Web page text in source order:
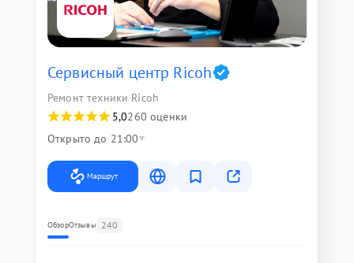
Сервисный центр Ricoh
Ремонт техники Ricoh
5,0260 оценки
Открыто до 21:00
Маршрут
ОбзорОтзывы 240